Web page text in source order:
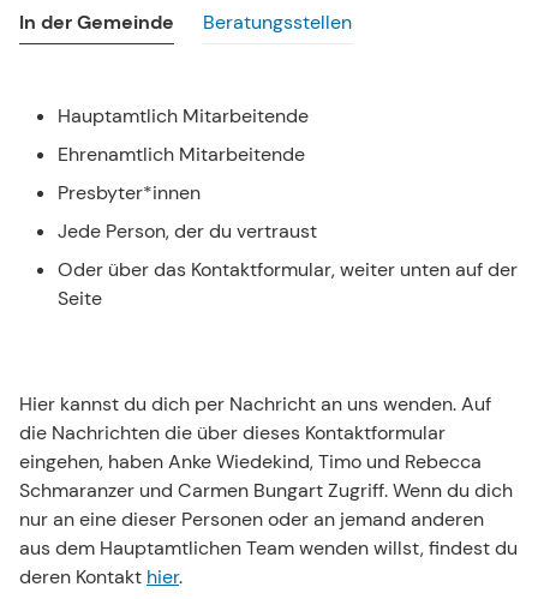
In der Gemeinde Beratungsstellen
Hauptamtlich Mitarbeitende
Ehrenamtlich Mitarbeitende
Presbyter*innen
Jede Person, der du vertraust
Oder über das Kontaktformular, weiter unten auf der
Seite
Hier kannst du dich per Nachricht an uns wenden. Auf
die Nachrichten die über dieses Kontaktformular
eingehen, haben Anke Wiedekind, Timo und Rebecca
Schmaranzer und Carmen Bungart Zugriff. Wenn du dich
nur an eine dieser Personen oder an jemand anderen
aus dem Hauptamtlichen Team wenden willst, findest du
deren Kontakt hier.